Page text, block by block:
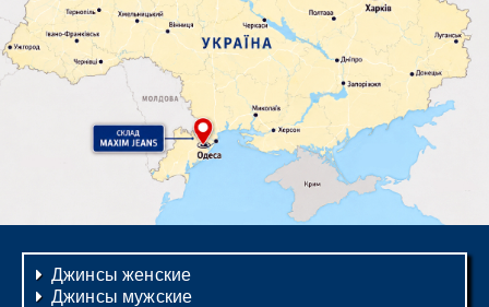
Джинсы женские
Джинсы мужские